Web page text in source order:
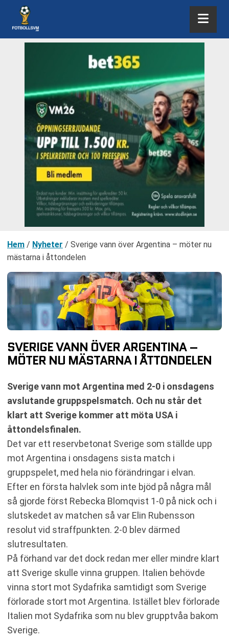
Hem / Nyheter / Sverige vann över Argentina – möter nu
mästarna i åttondelen
SVERIGE VANN ÖVER ARGENTINA –
MÖTER NU MÄSTARNA I ÅTTONDELEN
Sverige vann mot Argentina med 2-0 i onsdagens
avslutande gruppspelsmatch. Och nu står det
klart att Sverige kommer att möta USA i
åttondelsfinalen.
Det var ett reservbetonat Sverige som ställde upp
mot Argentina i onsdagens sista match i
gruppspelet, med hela nio förändringar i elvan.
Efter en första halvlek som inte bjöd på några mål
så gjorde först Rebecka Blomqvist 1-0 på nick och i
slutskedet av matchen så var Elin Rubensson
resolut vid straffpunkten. 2-0 blev därmed
slutresultaten.
På förhand var det dock redan mer eller mindre klart
att Sverige skulle vinna gruppen. Italien behövde
vinna stort mot Sydafrika samtidigt som Sverige
förlorade stort mot Argentina. Istället blev förlorade
Italien mot Sydafrika som nu blev grupptvåa bakom
Sverige.